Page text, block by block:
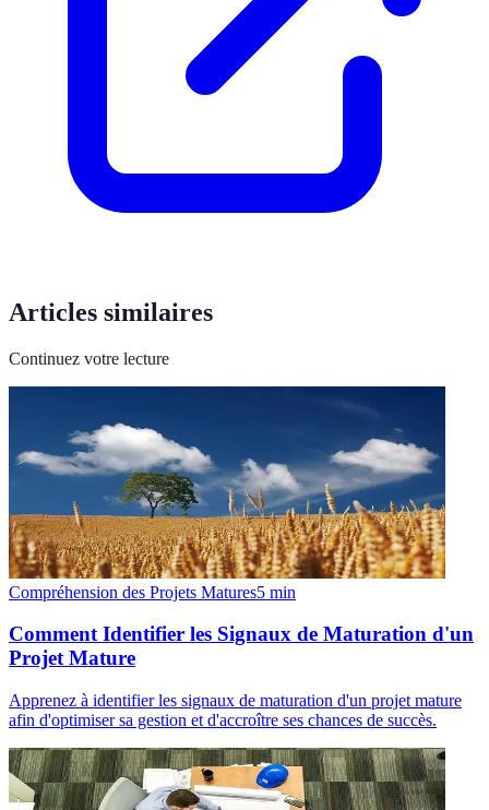
Articles similaires
Continuez votre lecture
Compréhension des Projets Matures5 min
Comment Identifier les Signaux de Maturation d'un
Projet Mature
Apprenez à identifier les signaux de maturation d'un projet mature
afin d'optimiser sa gestion et d'accroître ses chances de succès.